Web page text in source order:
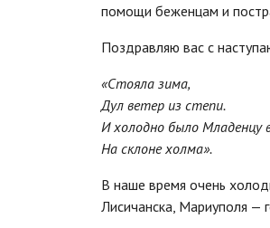
помощи беженцам и
Поздравляю вас с
«Стояла зима,
Дул ветер из степи.
И холодно было Младенцу
На склоне холма».
В наше время очень
Лисичанска, Мариуполя —